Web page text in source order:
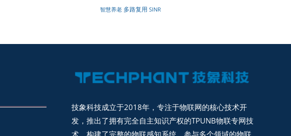
智慧养老 多路复用 SINR
技象科技成立于2018年，专注于物联网的核心技术开
发，推出了拥有完全自主知识产权的TPUNB物联专网技